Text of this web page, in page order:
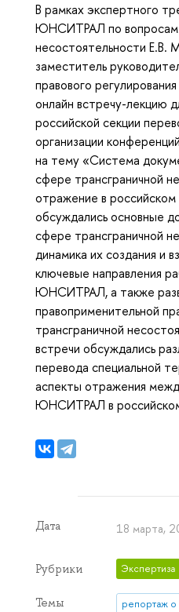
В рамках экспертного
ЮНСИТРАЛ по вопросам
несостоятельности Е.В.
заместитель
правового
онлайн встречу-лекцию
российской секции
организации
на тему «Система
сфере трансграничной
отражение в
обсуждались основные
сфере трансграничной
динамика их создания и
ключевые направления
ЮНСИТРАЛ, а также
правоприменительной
трансграничной
встречи обсуждались
перевода специальной
аспекты отражения
ЮНСИТРАЛ в
Дата 18 марта,
Рубрики Экспертиза
Темы репортаж о